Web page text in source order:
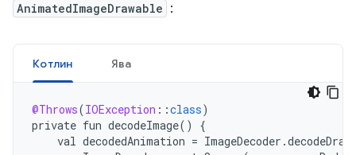
AnimatedImageDrawable :
Котлин Ява
@Throws(IOException : :class)
private fun decodeImage()
{
val decodedAnimation = ImageDecoder .